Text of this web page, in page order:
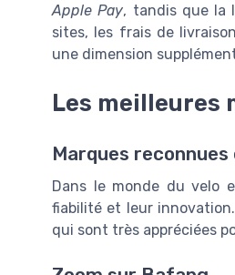
Apple Pay, tandis que la
sites, les frais de
une dimension
Les meilleures
Marques
Dans le monde du velo
fiabilité et leur
qui sont très appréciées